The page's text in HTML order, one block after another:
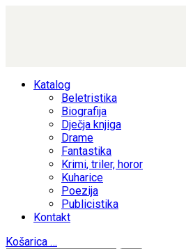
Katalog
Beletristika
Biografija
Dječja knjiga
Drame
Fantastika
Krimi, triler, horor
Kuharice
Poezija
Publicistika
Kontakt
Košarica …